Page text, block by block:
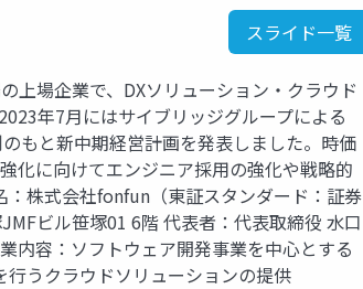
スライド一覧
上場企業で、DXソリューション・クラウド
年7月にはサイブリッジグループによる
もと新中期経営計画を発表しました。時価
化に向けてエンジニア採用の強化や戦略的
株式会社fonfun（東証スタンダード：証券
ビル笹塚01 6階 代表者：代表取締役 水口
内容：ソフトウェア開発事業を中心とする
行うクラウドソリューションの提供